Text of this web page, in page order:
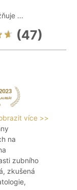
...
(47)
více >>
na
zubního
zkušená